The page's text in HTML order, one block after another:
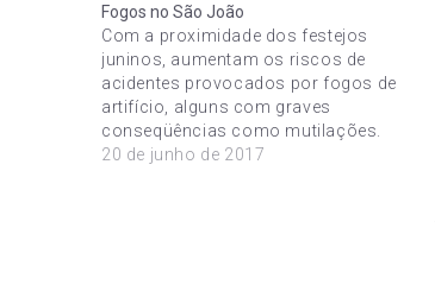
Fogos no São João
Com a proximidade dos festejos
juninos, aumentam os riscos de
acidentes provocados por fogos de
artifício, alguns com graves
conseqüências como mutilações.
Segundo o cirurgião plástico Carlos
20 de junho de 2017